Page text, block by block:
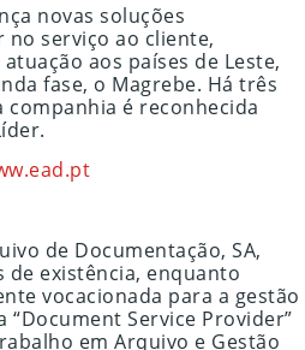
novas soluções
serviço ao cliente,
aos países de Leste,
fase, o Magrebe. Há três
companhia é reconhecida
de Documentação, SA,
de existência, enquanto
vocacionada para a gestão
Service Provider”
em Arquivo e Gestão